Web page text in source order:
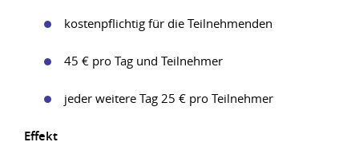
kostenpflichtig für die Teilnehmenden
45 € pro Tag und Teilnehmer
jeder weitere Tag 25 € pro Teilnehmer
Effekt